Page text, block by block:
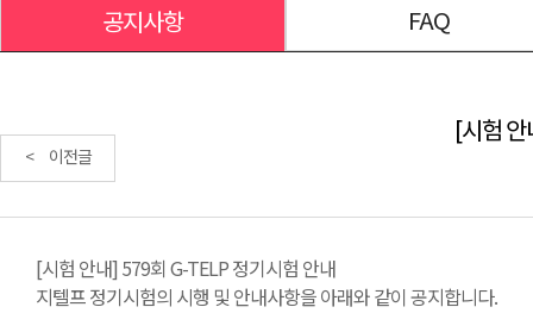
공지사항 FAQ
[시험
< 이전글
[시험 안내] 579회 G-TELP 정기시험 안내
지텔프 정기시험의 시행 및 안내사항을 아래와 같이 공지합니다.